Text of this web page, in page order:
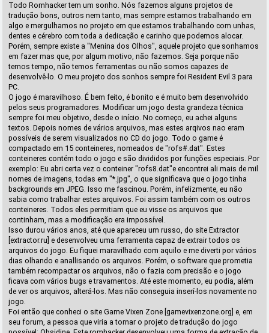
Todo Romhacker tem um sonho. Nós fazemos alguns projetos de
tradução bons, outros nem tanto, mas sempre estamos trabalhando em
algo e mergulhamos no projeto em que estamos trabalhando com unhas,
dentes e cérebro com toda a dedicação e carinho que podemos alocar.
Porém, sempre existe a "Menina dos Olhos", aquele projeto que sonhamos
em fazer mas que, por algum motivo, não fazemos. Seja porque não
temos tempo, não temos ferramentas ou não somos capazes de
desenvolvê-lo. O meu projeto dos sonhos sempre foi Resident Evil 3 para
PC.
O jogo é maravilhoso. É bem feito, é bonito e é muito bem desenvolvido
pelos seus programadores. Modificar um jogo desta grandeza técnica
sempre foi meu objetivo, desde o início. No começo, eu achei alguns
textos. Depois nomes de vários arquivos, mas estes arqivos nao eram
possíveis de serem visualizados no CD do jogo. Todo o game é
compactado em 15 conteineres, nomeados de "rofs#.dat". Estes
conteineres contém todo o jogo e são divididos por funções especiais. Por
exemplo: Eu abri certa vez o conteiner "rofs8.dat"e encontrei ali mais de mil
nomes de imagens, todas em "*.jpg", o que significava que o jogo tinha
backgrounds em JPEG. Isso me fascinou. Porém, infelizmente, eu não
sabia como trabalhar estes arquivos. Foi assim também com os outros
conteineres. Todos eles permitiam que eu visse os arquivos que
continham, mas a modificação era impossível.
Isso durou vários anos, até que apareceu um russo, do site Extractor
[extractor.ru] e desenvolveu uma ferramenta capaz de extrair todos os
arquivos do jogo. Eu fiquei maravilhado com aquilo e me diverti por vários
dias olhando e anallisando os arquivos. Porém, o software que prometia
também recompactar os arquivos, não o fazia com precisão e o jogo
ficava com vários bugs e travamentos. Até este momento, eu podia, além
de ver os arquivos, alterá-los. Mas não conseguia inserí-los novamente no
jogo.
Foi então que conheci o site Game Vixen Zone [gamevixenzone.org] e, em
seu forum, a pessoa que viria a tornar o projeto de tradução do jogo